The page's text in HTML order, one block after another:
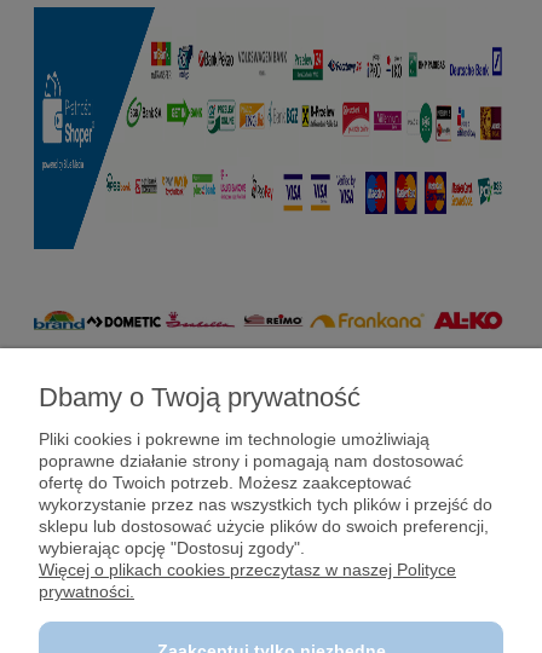
Pomoc
Dostawy i płatności
Moje konto
Dbamy o Twoją prywatność
Pliki cookies i pokrewne im technologie umożliwiają
poprawne działanie strony i pomagają nam dostosować
ofertę do Twoich potrzeb. Możesz zaakceptować
wykorzystanie przez nas wszystkich tych plików i przejść do
sklepu lub dostosować użycie plików do swoich preferencji,
wybierając opcję "Dostosuj zgody".
Więcej o plikach cookies przeczytasz w naszej Polityce
prywatności.